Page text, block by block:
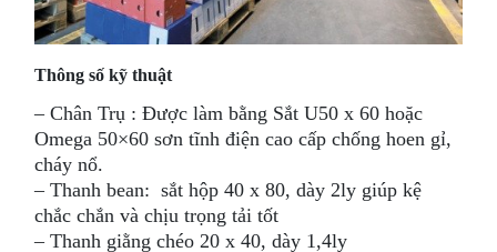
Thông số kỹ thuật
– Chân Trụ : Được làm bằng Sắt U50 x 60 hoặc
Omega 50×60 sơn tĩnh điện cao cấp chống hoen gỉ,
cháy nổ.
– Thanh bean: sắt hộp 40 x 80, dày 2ly giúp kệ
chắc chắn và chịu trọng tải tốt
– Thanh giằng chéo 20 x 40, dày 1,4ly